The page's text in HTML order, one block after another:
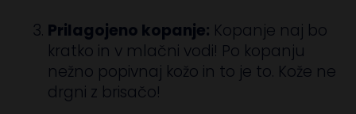
Prilagojeno kopanje: Kopanje naj bo
kratko in v mlačni vodi! Po kopanju
nežno popivnaj kožo in to je to. Kože ne
drgni z brisačo!